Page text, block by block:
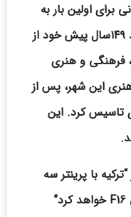
برای اولین بار به
اروپا سفر کرده بود، در جریان بازدید ۱۴۹سال پیش خود از
فرهنگی و هنری
هنری این شهر، پس از
تاسیس کرد. این
با پرینتر سه
بعدی اقدام به ساخت قطعات یدکی F16 خواهد کرد”